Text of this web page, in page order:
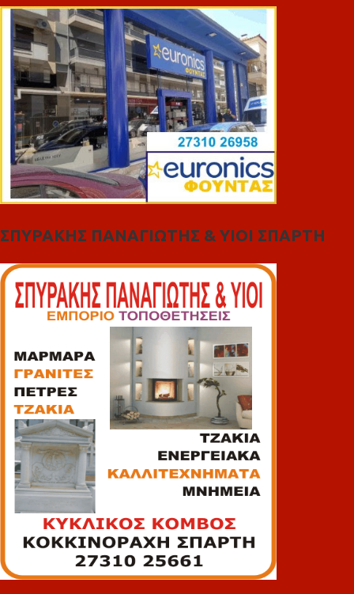
ΣΠΥΡΑΚΗΣ ΠΑΝΑΓΙΩΤΗΣ & YIOI ΣΠΑΡΤΗ